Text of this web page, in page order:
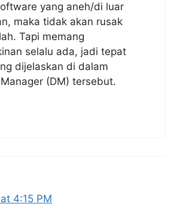
yang aneh/di luar
maka tidak akan rusak
Tapi memang
selalu ada, jadi tepat
dijelaskan di dalam
(DM) tersebut.
4:15 PM